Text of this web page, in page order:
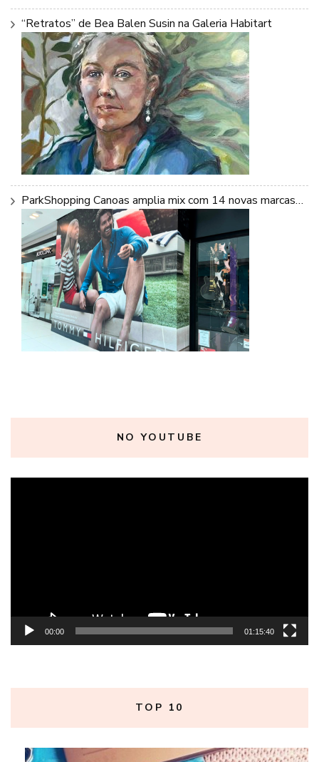
“Retratos” de Bea Balen Susin na Galeria Habitart
ParkShopping Canoas amplia mix com 14 novas marcas…
NO YOUTUBE
00:00 01:15:40
TOP 10